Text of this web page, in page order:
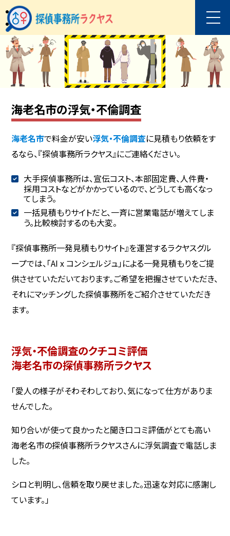
海老名市の浮気・不倫調査
海老名市で料金が安い浮気・不倫調査に見積もり依頼をす
るなら、『探偵事務所ラクヤス』にご連絡ください。
大手探偵事務所は、宣伝コスト、本部固定費、人件費・
採用コストなどがかかっているので、どうしても高くなっ
てしまう。
一括見積もりサイトだと、一斉に営業電話が増えてしま
う。比較検討するのも大変。
『探偵事務所一発見積もりサイト』を運営するラクヤスグル
ープでは、「AI x コンシェルジュ」による一発見積もりをご提
供させていただいております。ご希望を把握させていただき、
それにマッチングした探偵事務所をご紹介させていただき
ます。
浮気・不倫調査のクチコミ評価
海老名市の探偵事務所ラクヤス
「愛人の様子がそわそわしており、気になって仕方がありま
せんでした。
知り合いが使って良かったと聞き口コミ評価がとても高い
海老名市の探偵事務所ラクヤスさんに浮気調査で電話しま
した。
シロと判明し、信頼を取り戻せました。迅速な対応に感謝し
ています。」